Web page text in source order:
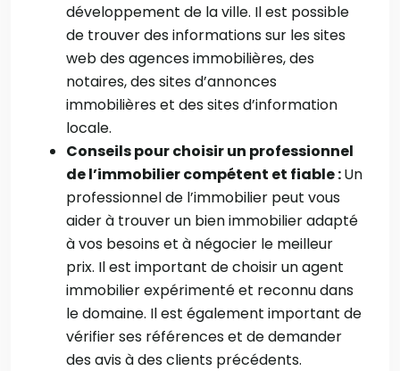
développement de la ville. Il est possible
de trouver des informations sur les sites
web des agences immobilières, des
notaires, des sites d’annonces
immobilières et des sites d’information
locale.
Conseils pour choisir un professionnel
de l’immobilier compétent et fiable :Un
professionnel de l’immobilier peut vous
aider à trouver un bien immobilier adapté
à vos besoins et à négocier le meilleur
prix. Il est important de choisir un agent
immobilier expérimenté et reconnu dans
le domaine. Il est également important de
vérifier ses références et de demander
des avis à des clients précédents.